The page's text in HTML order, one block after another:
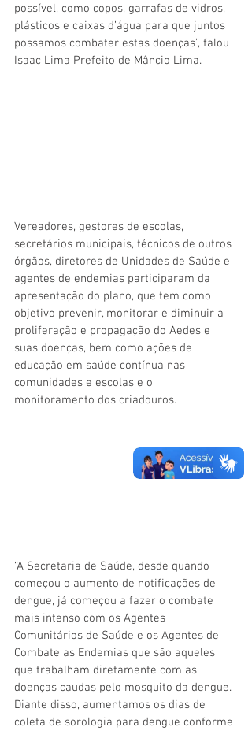
possível, como copos, garrafas de vidros,
plásticos e caixas d’água para que juntos
possamos combater estas doenças”, falou
Isaac Lima Prefeito de Mâncio Lima.
Vereadores, gestores de escolas,
secretários municipais, técnicos de outros
órgãos, diretores de Unidades de Saúde e
agentes de endemias participaram da
apresentação do plano, que tem como
objetivo prevenir, monitorar e diminuir a
proliferação e propagação do Aedes e
suas doenças, bem como ações de
educação em saúde contínua nas
comunidades e escolas e o
monitoramento dos criadouros.
“A Secretaria de Saúde, desde quando
começou o aumento de notificações de
dengue, já começou a fazer o combate
mais intenso com os Agentes
Comunitários de Saúde e os Agentes de
Combate as Endemias que são aqueles
que trabalham diretamente com as
doenças caudas pelo mosquito da dengue.
Diante disso, aumentamos os dias de
coleta de sorologia para dengue conforme